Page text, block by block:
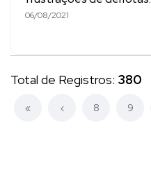
06/08/2021
Total de Registros: 380
« ‹ 8 9